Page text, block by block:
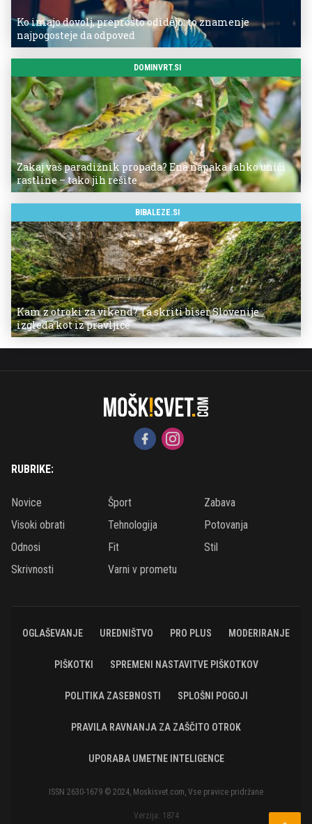
Ko imajo dovolj, preprosto odidejo: to znamenje
najpogosteje da odpoved
DOMINVRT.SI
Zakaj vaš paradižnik propada? Ena napaka lahko uniči
rastline – tako jih rešite
BIBALEZE.SI
Kam z otroki za vikend? Ta skriti biser Slovenije
izgleda kot iz pravljice
RUBRIKE:
Novice Šport
Zabava
Visoki obrati
Tehnologija
Potovanja
Odnosi
Fit
Stil
Skrivnosti
Varni v prometu
OGLAŠEVANJE UREDNIŠTVO PRO PLUS MODERIRANJE
PIŠKOTKI SPREMENI NASTAVITVE PIŠKOTKOV
POLITIKA ZASEBNOSTI SPLOŠNI POGOJI
PRAVILA RAVNANJA ZA ZAŠČITO OTROK
UPORABA UMETNE INTELIGENCE
ISSN 2630-1679 © 2024, Moskisvet.com, Vse pravice pridržane
Verzija: 1874